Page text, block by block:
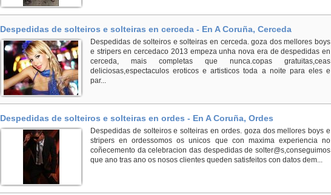
Despedidas de solteiros e solteiras en cerceda - En A Coruña, Cerceda
Despedidas de solteiros e solteiras en cerceda. goza dos mellores boys
e stripers en cercedaco 2013 empeza unha nova era de despedidas en
cerceda, mais completas que nunca.copas gratuitas,ceas
deliciosas,espectaculos eroticos e artisticos toda a noite para eles e
par...
Despedidas de solteiros e solteiras en ordes - En A Coruña, Ordes
Despedidas de solteiros e solteiras en ordes. goza dos mellores boys e
stripers en ordessomos os unicos que con maxima experiencia no
coñecemento da celebracion das despedidas de solter@s,conseguimos
que ano tras ano os nosos clientes queden satisfeitos con datos dem...